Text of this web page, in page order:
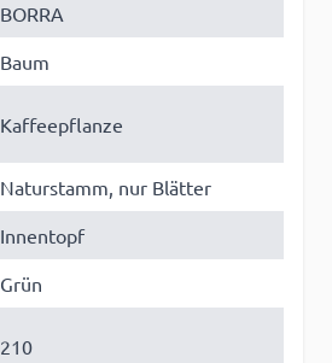
BORRA
Baum
Kaffeepflanze
Naturstamm, nur Blätter
Innentopf
Grün
210